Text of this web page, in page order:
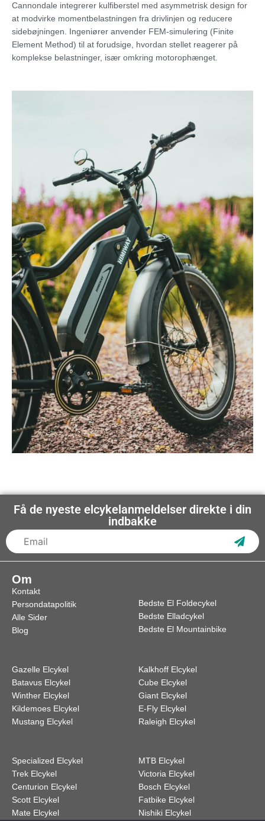
Cannondale integrerer kulfiberstel med asymmetrisk design for
at modvirke momentbelastningen fra drivlinjen og reducere
sidebøjningen. Ingeniører anvender FEM-simulering (Finite
Element Method) til at forudsige, hvordan stellet reagerer på
komplekse belastninger, især omkring motorophænget.
Få de nyeste elcykelanmeldelser direkte i din
indbakke
Om
Kontakt
Persondatapolitik
Alle Sider
Blog
Bedste El Foldecykel
Bedste Elladcykel
Bedste El Mountainbike
Gazelle Elcykel
Batavus Elcykel
Winther Elcykel
Kildemoes Elcykel
Mustang Elcykel
Kalkhoff Elcykel
Cube Elcykel
Giant Elcykel
E-Fly Elcykel
Raleigh Elcykel
Specialized Elcykel
Trek Elcykel
Centurion Elcykel
Scott Elcykel
Mate Elcykel
MTB Elcykel
Victoria Elcykel
Bosch Elcykel
Fatbike Elcykel
Nishiki Elcykel